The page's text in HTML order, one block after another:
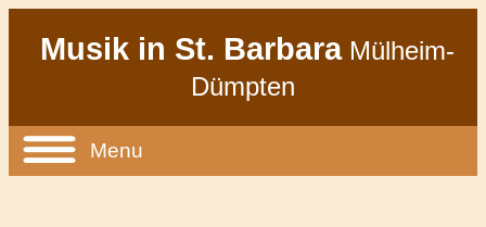
Musik in St. BarbaraMülheim-
Dümpten
Menu